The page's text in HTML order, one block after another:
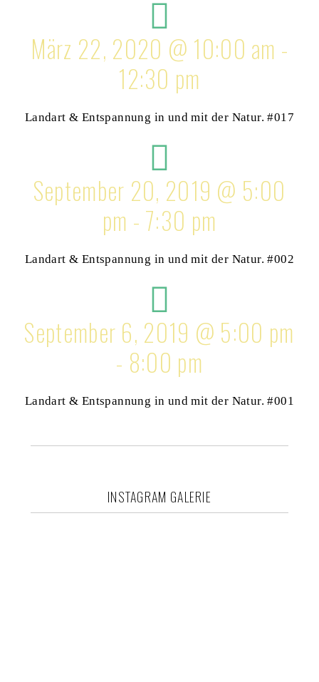
März 22, 2020 @ 10:00 am -
12:30 pm
Landart & Entspannung in und mit der Natur. #017
September 20, 2019 @ 5:00
pm - 7:30 pm
Landart & Entspannung in und mit der Natur. #002
September 6, 2019 @ 5:00 pm
- 8:00 pm
Landart & Entspannung in und mit der Natur. #001
INSTAGRAM GALERIE